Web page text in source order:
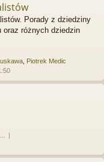
Porady z dziedziny
oraz różnych dziedzin
Piotrek Medic